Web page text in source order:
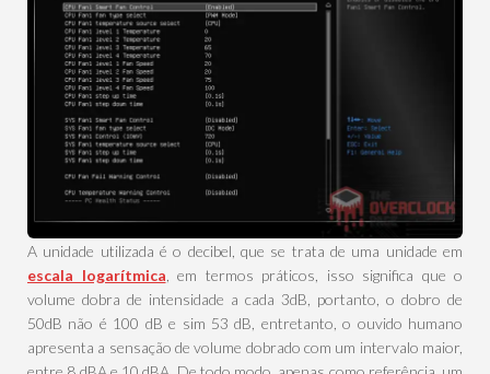
A unidade utilizada é o decibel, que se trata de uma unidade em
escala logarítmica , em termos práticos, isso significa que o
volume dobra de intensidade a cada 3dB, portanto, o dobro de
50dB não é 100 dB e sim 53 dB, entretanto, o ouvido humano
apresenta a sensação de volume dobrado com um intervalo maior,